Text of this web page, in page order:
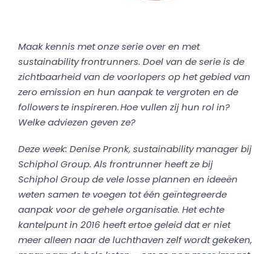
Maak kennis met onze serie over en met
sustainability frontrunners. Doel van de serie is de
zichtbaarheid van de voorlopers op het gebied van
zero emission en hun aanpak te vergroten en de
followers te inspireren. Hoe vullen zij hun rol in?
Welke adviezen geven ze?
Deze week: Denise Pronk, sustainability manager bij
Schiphol Group. Als frontrunner heeft ze bij
Schiphol Group de vele losse plannen en ideeën
weten samen te voegen tot één geïntegreerde
aanpak voor de gehele organisatie. Het echte
kantelpunt in 2016 heeft ertoe geleid dat er niet
meer alleen naar de luchthaven zelf wordt gekeken,